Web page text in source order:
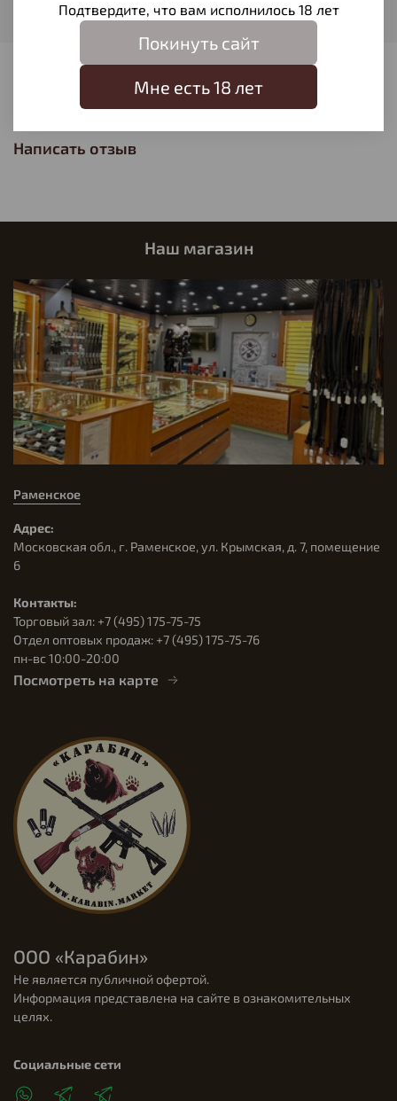
Отзывов еще никто не оставлял
Написать отзыв
Наш магазин
Раменское
Адрес:
Московская обл., г. Раменское, ул. Крымская, д. 7, помещение
6
Контакты:
Торговый зал: +7 (495) 175-75-75
Отдел оптовых продаж: +7 (495) 175-75-76
пн-вс 10:00-20:00
Посмотреть на карте
ООО «Карабин»
Не является публичной офертой.
Информация представлена на сайте в ознакомительных
целях.
Социальные сети
Подтвердите, что вам исполнилось 18 лет
Покинуть сайт
Мне есть 18 лет